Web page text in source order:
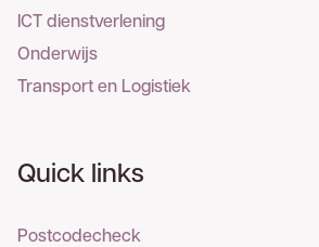
ICT dienstverlening
Onderwijs
Transport en Logistiek
Quick links
Postcodecheck